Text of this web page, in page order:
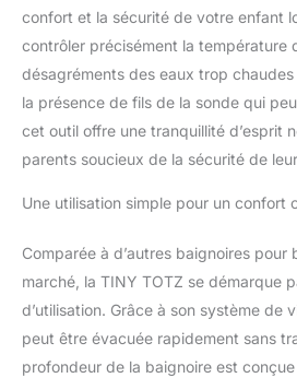
confort et la sécurité de votre enfant
contrôler précisément la température
désagréments des eaux trop
la présence de fils de la sonde qui
cet outil offre une tranquillité d’esprit
parents soucieux de la sécurité de
Une utilisation simple pour un confort
Comparée à d’autres baignoires pour
marché, la TINY TOTZ se démarque
d’utilisation. Grâce à son système de
peut être évacuée rapidement sans
profondeur de la baignoire est